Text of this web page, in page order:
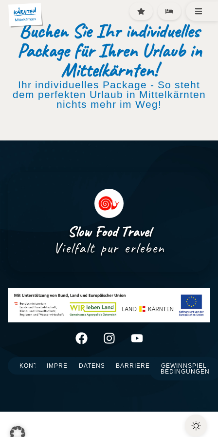
Buchen Sie Ihr individuelles
Package für Ihren Urlaub in
Mittelkärnten!
Ihr individuelles Package - So steht
dem perfekten Urlaub in Mittelkärnten
nichts mehr im Weg!
Slow Food Travel
Vielfalt pur erleben
KONTAKT IMPRESSUMDATENSCHUTZBARRIEREFREIHEITGEWINNSPIEL-
BEDINGUNGEN